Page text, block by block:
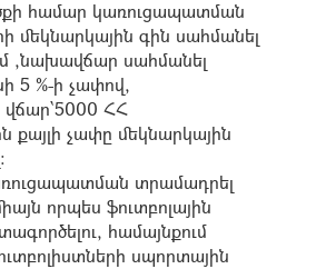
համար կառուցապատման
մեկնարկային գին սահմանել
,նախավճար սահմանել
5 %-ի չափով,
վճար՝5000 ՀՀ
քայլի չափը մեկնարկային
տրամադրել
որպես ֆուտբոլային
համայնքում
սպորտային